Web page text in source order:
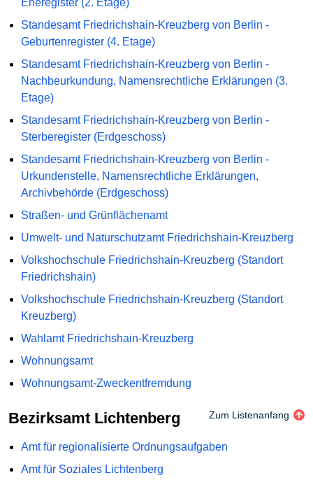
Standesamt Friedrichshain-Kreuzberg von Berlin -
Geburtenregister (4. Etage)
Standesamt Friedrichshain-Kreuzberg von Berlin -
Nachbeurkundung, Namensrechtliche Erklärungen (3.
Etage)
Standesamt Friedrichshain-Kreuzberg von Berlin -
Sterberegister (Erdgeschoss)
Standesamt Friedrichshain-Kreuzberg von Berlin -
Urkundenstelle, Namensrechtliche Erklärungen,
Archivbehörde (Erdgeschoss)
Straßen- und Grünflächenamt
Umwelt- und Naturschutzamt Friedrichshain-Kreuzberg
Volkshochschule Friedrichshain-Kreuzberg (Standort
Friedrichshain)
Volkshochschule Friedrichshain-Kreuzberg (Standort
Kreuzberg)
Wahlamt Friedrichshain-Kreuzberg
Wohnungsamt
Wohnungsamt-Zweckentfremdung
Bezirksamt Lichtenberg Zum Listenanfang
Amt für regionalisierte Ordnungsaufgaben
Amt für Soziales Lichtenberg